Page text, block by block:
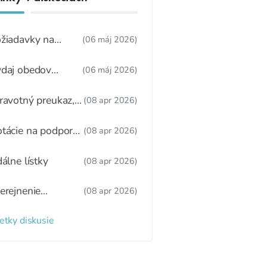
na
(06 máj 2026)
obedov
(06 máj 2026)
preukaz,
varenie
(08 apr 2026)
na podporu (08 apr 2026)
lístky (08 apr 2026)
detí a
detí
(08 apr 2026)
diskusie